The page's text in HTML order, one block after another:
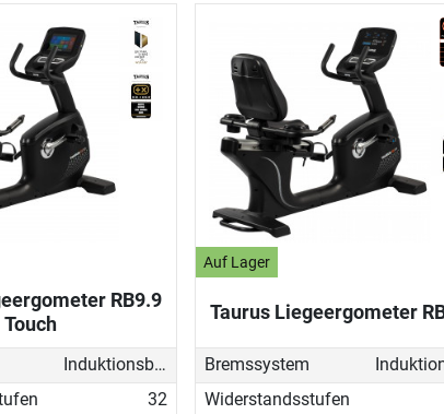
RB9.9
Touch
Induktionsbremse (EMS)
32
Auf Lager
Taurus Liegeergometer
Bremssystem
Widerstandsstufen